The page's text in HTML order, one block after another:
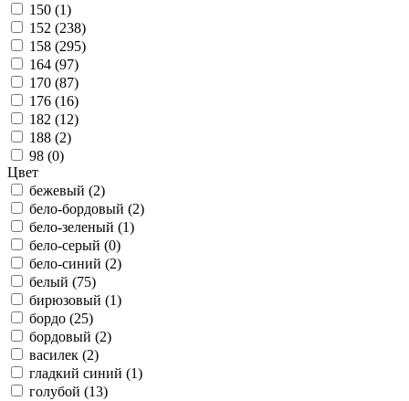
150 (1)
152 (238)
158 (295)
164 (97)
170 (87)
176 (16)
182 (12)
188 (2)
98 (0)
Цвет
бежевый (2)
бело-бордовый (2)
бело-зеленый (1)
бело-серый (0)
бело-синий (2)
белый (75)
бирюзовый (1)
бордо (25)
бордовый (2)
василек (2)
гладкий синий (1)
голубой (13)